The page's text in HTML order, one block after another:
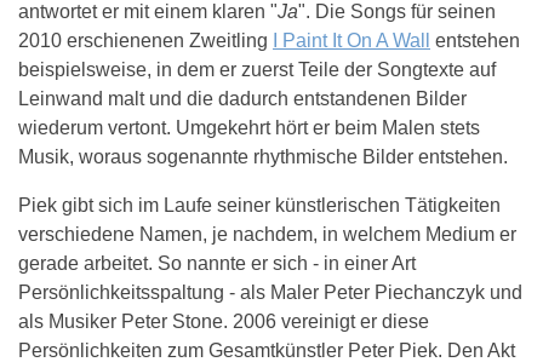
antwortet er mit einem klaren "Ja". Die Songs für seinen
2010 erschienenen Zweitling
I Paint It On A Wall
entstehen
beispielsweise, in dem er zuerst Teile der Songtexte auf
Leinwand malt und die dadurch entstandenen Bilder
wiederum vertont. Umgekehrt hört er beim Malen stets
Musik, woraus sogenannte rhythmische Bilder entstehen.
Piek gibt sich im Laufe seiner künstlerischen Tätigkeiten
verschiedene Namen, je nachdem, in welchem Medium er
gerade arbeitet. So nannte er sich - in einer Art
Persönlichkeitsspaltung - als Maler Peter Piechanczyk und
als Musiker Peter Stone. 2006 vereinigt er diese
Persönlichkeiten zum Gesamtkünstler Peter Piek. Den Akt